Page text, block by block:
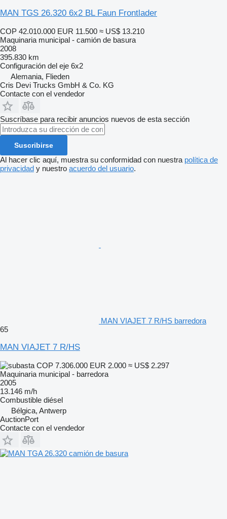
MAN TGS 26.320 6x2 BL Faun Frontlader
COP 42.010.000 EUR 11.500 ≈ US$ 13.210
Maquinaria municipal - camión de basura
2008
395.830 km
Configuración del eje 6x2
Alemania, Flieden
Cris Devi Trucks GmbH & Co. KG
Contacte con el vendedor
Suscríbase para recibir anuncios nuevos de esta sección
Suscribirse
Al hacer clic aquí, muestra su conformidad con nuestra política de
privacidad y nuestro acuerdo del usuario.
MAN VIAJET 7 R/HS barredora
65
MAN VIAJET 7 R/HS
COP 7.306.000 EUR 2.000 ≈ US$ 2.297
Maquinaria municipal - barredora
2005
13.146 m/h
Combustible diésel
Bélgica, Antwerp
AuctionPort
Contacte con el vendedor